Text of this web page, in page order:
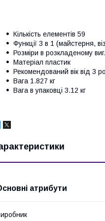
Кількість елементів 59
Функції 3 в 1 (майстерня,
Розміри в розкладеному
Матеріал пластик
Рекомендований вік від 3
Вага 1.827 кг
Вага в упаковці 3.12 кг
атрибути